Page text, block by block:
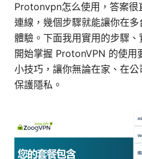
Protonvpn怎么使用，答案很
連線，幾個步驟就能讓你在
體驗。下面我用實用的步驟
開始掌握 ProtonVPN 的使用
小技巧，讓你無論在家、在公
保護隱私。